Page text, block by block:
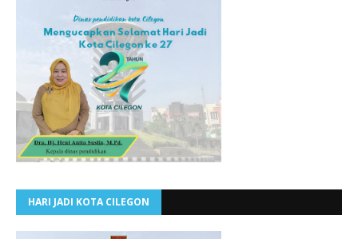
HARI JADI KOTA CILEGON